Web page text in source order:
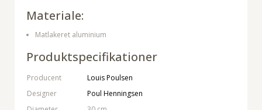
Materiale:
Matlakeret aluminium
Produktspecifikationer
Producent
Louis Poulsen
Designer
Poul Henningsen